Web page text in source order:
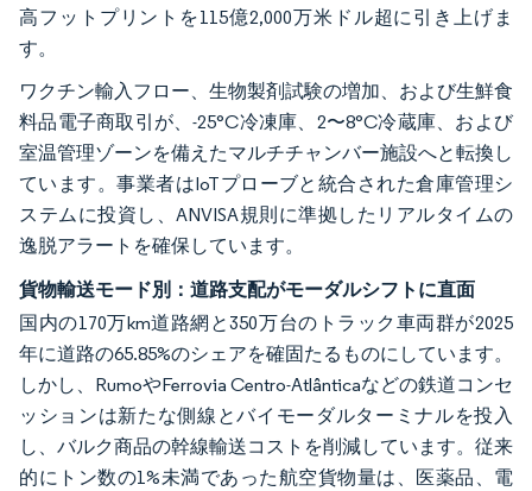
高フットプリントを115億2,000万米ドル超に引き上げま
す。
ワクチン輸入フロー、生物製剤試験の増加、および生鮮食
料品電子商取引が、-25°C冷凍庫、2〜8°C冷蔵庫、および
室温管理ゾーンを備えたマルチチャンバー施設へと転換し
ています。事業者はIoTプローブと統合された倉庫管理シ
ステムに投資し、ANVISA規則に準拠したリアルタイムの
逸脱アラートを確保しています。
貨物輸送モード別：道路支配がモーダルシフトに直面
国内の170万km道路網と350万台のトラック車両群が2025
年に道路の65.85%のシェアを確固たるものにしています。
しかし、RumoやFerro​via Centro-Atlânticaなどの鉄道コンセ
ッションは新たな側線とバイモーダルターミナルを投入
し、バルク商品の幹線輸送コストを削減しています。従来
的にトン数の1%未満であった航空貨物量は、医薬品、電